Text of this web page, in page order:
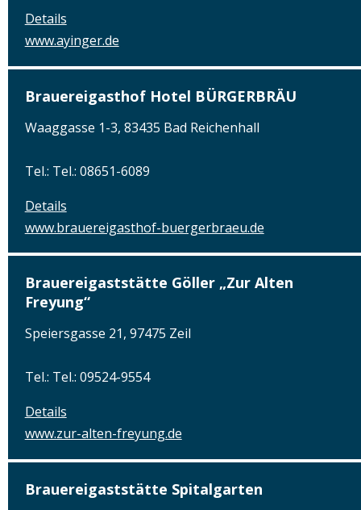
Details
www.ayinger.de
Brauereigasthof Hotel BÜRGERBRÄU
Waaggasse 1-3, 83435 Bad Reichenhall
Tel.: Tel.: 08651-6089
Details
www.brauereigasthof-buergerbraeu.de
Brauereigaststätte Göller „Zur Alten
Freyung“
Speiersgasse 21, 97475 Zeil
Tel.: Tel.: 09524-9554
Details
www.zur-alten-freyung.de
Brauereigaststätte Spitalgarten